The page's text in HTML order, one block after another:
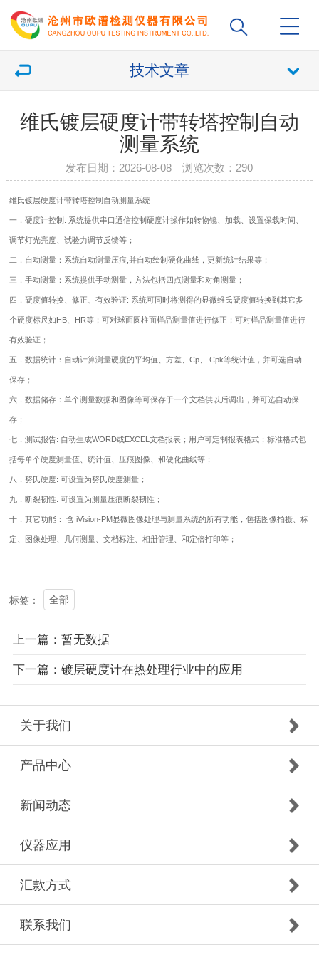
技术文章
维氏镀层硬度计带转塔控制自动
测量系统
发布日期：2026-08-08 浏览次数： 290
维氏镀层硬度计带转塔控制自动测量系统
一．硬度计控制: 系统提供串口通信控制硬度计操作如转物镜、加载、设置保载时间、
调节灯光亮度、试验力调节反馈等；
二．自动测量：系统自动测量压痕,并自动绘制硬化曲线，更新统计结果等；
三．手动测量：系统提供手动测量，方法包括四点测量和对角测量；
四．硬度值转换、修正、有效验证: 系统可同时将测得的显微维氏硬度值转换到其它多
个硬度标尺如HB、HR等；可对球面圆柱面样品测量值进行修正；可对样品测量值进行
有效验证；
五．数据统计：自动计算测量硬度的平均值、方差、Cp、 Cpk等统计值，并可选自动
保存；
六．数据储存：单个测量数据和图像等可保存于一个文档供以后调出，并可选自动保
存；
七．测试报告: 自动生成WORD或EXCEL文档报表；用户可定制报表格式；标准格式包
括每单个硬度测量值、统计值、压痕图像、和硬化曲线等；
八．努氏硬度: 可设置为努氏硬度测量；
九．断裂韧性: 可设置为测量压痕断裂韧性；
十．其它功能： 含 iVision-PM显微图像处理与测量系统的所有功能，包括图像拍摄、标
定、图像处理、几何测量、文档标注、相册管理、和定倍打印等；
标签： 全部
上一篇：暂无数据
下一篇：镀层硬度计在热处理行业中的应用
关于我们
产品中心
新闻动态
仪器应用
汇款方式
联系我们